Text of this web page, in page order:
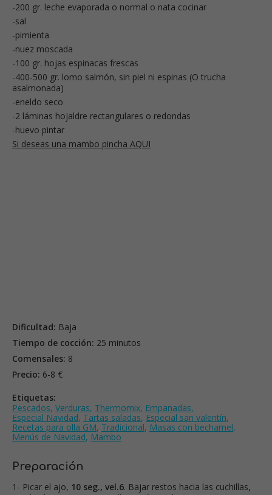
-200 gr. leche evaporada o normal o nata cocinar
-sal
-pimienta
-nuez moscada
-100 gr. hojas espinacas frescas
-400-500 gr. lomo salmón, sin piel ni espinas (O trucha
asalmonada)
-eneldo seco
-2 láminas hojaldre rectangulares o redondas
-huevo pintar
Si deseas una mambo pincha AQUI
Dificultad: Baja
Tiempo de cocción: 25 minutos
Comensales: 8
Precio: 6-8 €
Etiquetas:
Pescados, Verduras, Thermomix, Empanadas,
Especial Navidad, Tartas saladas, Especial san valentín,
Recetas para olla GM, Tradicional, Masas con bechamel,
Menús de Navidad, Mambo
Preparación
1- Picar el ajo, 10 seg., vel.6. Bajar restos hacia las cuchillas,